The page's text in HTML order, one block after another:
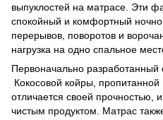
выпуклостей на матрасе. Эти
спокойный и комфортный
перерывов, поворотов и
нагрузка на одно спальное
Первоначально разработанный
Кокосовой койры, пропитанной
отличается своей прочностью,
чистым продуктом. Матрас